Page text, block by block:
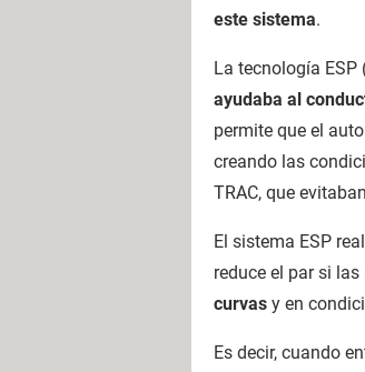
este sistema.
La tecnología
ayudaba al
permite que el
creando las
TRAC, que
El sistema ESP
reduce el par si
curvas y en
Es decir, cuando